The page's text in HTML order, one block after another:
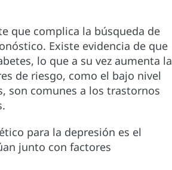
que complica la búsqueda de
Existe evidencia de que
lo que a su vez aumenta la
de riesgo, como el bajo nivel
son comunes a los trastornos
para la depresión es el
junto con factores